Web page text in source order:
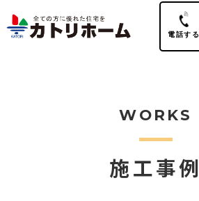
電話する
WORKS
施工事例